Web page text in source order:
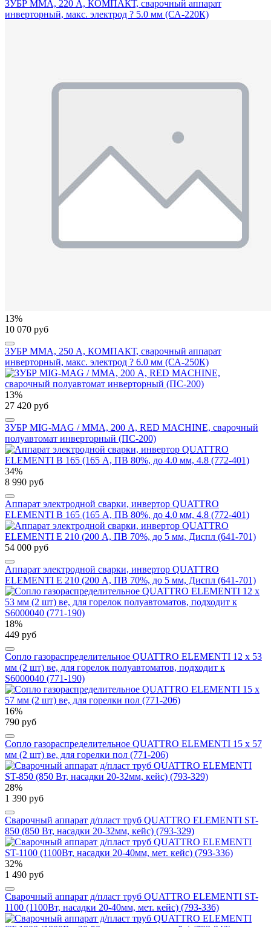
ЗУБР ММА, 220 А, КОМПАКТ, сварочный аппарат
инверторный, макс. электрод ? 5.0 мм (СА-220К)
13%
10 070 руб
ЗУБР ММА, 250 А, КОМПАКТ, сварочный аппарат
инверторный, макс. электрод ? 6.0 мм (СА-250К)
13%
27 420 руб
ЗУБР MIG-MAG / ММА, 200 А, RED MACHINE, сварочный
полуавтомат инверторный (ПС-200)
34%
8 990 руб
Аппарат электродной сварки, инвертор QUATTRO
ELEMENTI B 165 (165 А, ПВ 80%, до 4.0 мм, 4.8 (772-401)
54 000 руб
Аппарат электродной сварки, инвертор QUATTRO
ELEMENTI E 210 (200 А, ПВ 70%, до 5 мм, Диспл (641-701)
18%
449 руб
Сопло газораспределительное QUATTRO ELEMENTI 12 x 53
мм (2 шт) ве, для горелок полуавтоматов, подходит к
S6000040 (771-190)
16%
790 руб
Сопло газораспределительное QUATTRO ELEMENTI 15 х 57
мм (2 шт) ве, для горелки пол (771-206)
28%
1 390 руб
Сварочный аппарат д/пласт труб QUATTRO ELEMENTI ST-
850 (850 Вт, насадки 20-32мм, кейс) (793-329)
32%
1 490 руб
Сварочный аппарат д/пласт труб QUATTRO ELEMENTI ST-
1100 (1100Вт, насадки 20-40мм, мет. кейc) (793-336)